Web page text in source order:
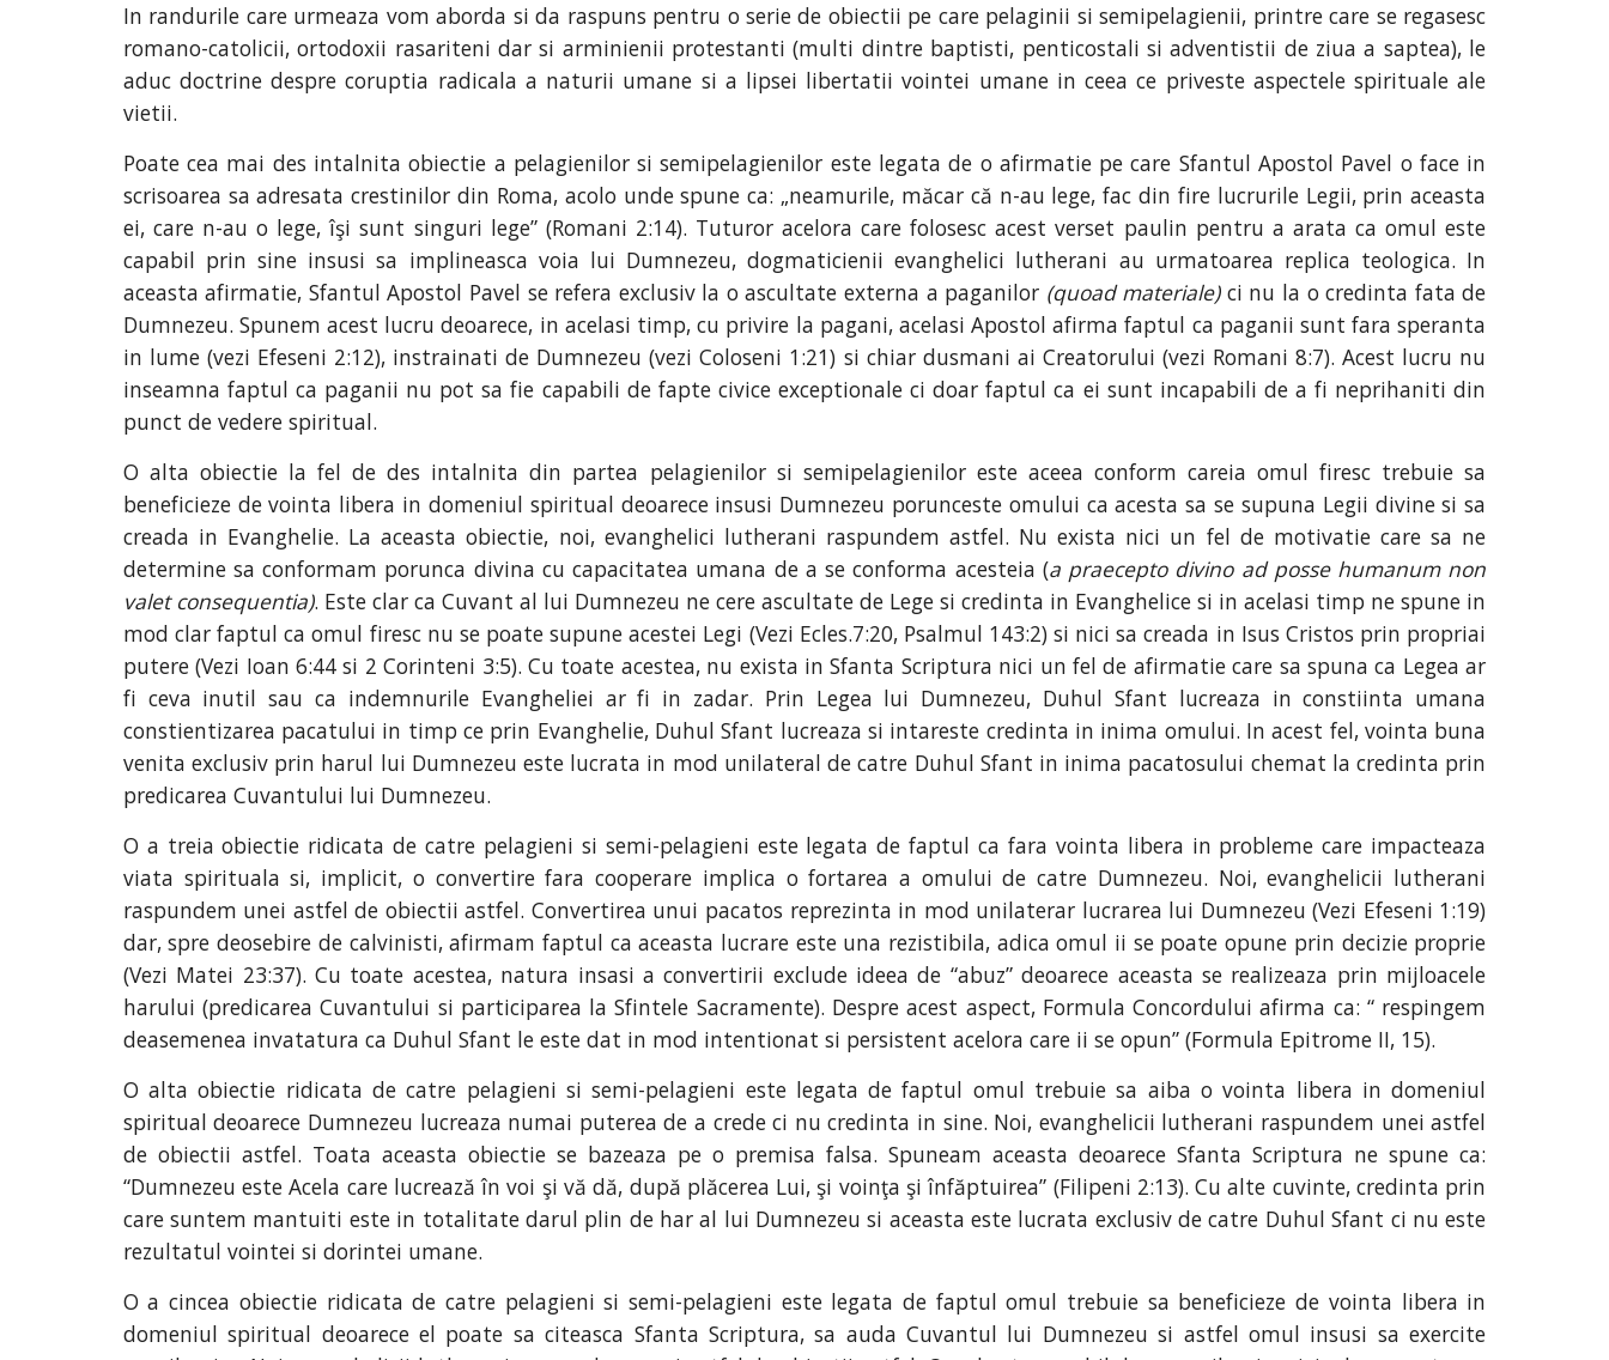
In randurile care urmeaza vom aborda si da raspuns pentru o serie de obiectii pe care pelaginii si semipelagienii, printre care se regasesc
romano-catolicii, ortodoxii rasariteni dar si arminienii protestanti (multi dintre baptisti, penticostali si adventistii de ziua a saptea), le
aduc doctrine despre coruptia radicala a naturii umane si a lipsei libertatii vointei umane in ceea ce priveste aspectele spirituale ale
vietii.
Poate cea mai des intalnita obiectie a pelagienilor si semipelagienilor este legata de o afirmatie pe care Sfantul Apostol Pavel o face in
scrisoarea sa adresata crestinilor din Roma, acolo unde spune ca: „neamurile, măcar că n-au lege, fac din fire lucrurile Legii, prin aceasta
ei, care n-au o lege, îşi sunt singuri lege” (Romani 2:14). Tuturor acelora care folosesc acest verset paulin pentru a arata ca omul este
capabil prin sine insusi sa implineasca voia lui Dumnezeu, dogmaticienii evanghelici lutherani au urmatoarea replica teologica. In
aceasta afirmatie, Sfantul Apostol Pavel se refera exclusiv la o ascultate externa a paganilor (quoad materiale)ci nu la o credinta fata de
Dumnezeu. Spunem acest lucru deoarece, in acelasi timp, cu privire la pagani, acelasi Apostol afirma faptul ca paganii sunt fara speranta
in lume (vezi Efeseni 2:12), instrainati de Dumnezeu (vezi Coloseni 1:21) si chiar dusmani ai Creatorului (vezi Romani 8:7). Acest lucru nu
inseamna faptul ca paganii nu pot sa fie capabili de fapte civice exceptionale ci doar faptul ca ei sunt incapabili de a fi neprihaniti din
punct de vedere spiritual.
O alta obiectie la fel de des intalnita din partea pelagienilor si semipelagienilor este aceea conform careia omul firesc trebuie sa
beneficieze de vointa libera in domeniul spiritual deoarece insusi Dumnezeu porunceste omului ca acesta sa se supuna Legii divine si sa
creada in Evanghelie. La aceasta obiectie, noi, evanghelici lutherani raspundem astfel. Nu exista nici un fel de motivatie care sa ne
determine sa conformam porunca divina cu capacitatea umana de a se conforma acesteia (a praecepto divino ad posse humanum non
valet consequentia). Este clar ca Cuvant al lui Dumnezeu ne cere ascultate de Lege si credinta in Evanghelice si in acelasi timp ne spune in
mod clar faptul ca omul firesc nu se poate supune acestei Legi (Vezi Ecles.7:20, Psalmul 143:2) si nici sa creada in Isus Cristos prin propriai
putere (Vezi Ioan 6:44 si 2 Corinteni 3:5). Cu toate acestea, nu exista in Sfanta Scriptura nici un fel de afirmatie care sa spuna ca Legea ar
fi ceva inutil sau ca indemnurile Evangheliei ar fi in zadar. Prin Legea lui Dumnezeu, Duhul Sfant lucreaza in constiinta umana
constientizarea pacatului in timp ce prin Evanghelie, Duhul Sfant lucreaza si intareste credinta in inima omului. In acest fel, vointa buna
venita exclusiv prin harul lui Dumnezeu este lucrata in mod unilateral de catre Duhul Sfant in inima pacatosului chemat la credinta prin
predicarea Cuvantului lui Dumnezeu.
O a treia obiectie ridicata de catre pelagieni si semi-pelagieni este legata de faptul ca fara vointa libera in probleme care impacteaza
viata spirituala si, implicit, o convertire fara cooperare implica o fortarea a omului de catre Dumnezeu. Noi, evanghelicii lutherani
raspundem unei astfel de obiectii astfel. Convertirea unui pacatos reprezinta in mod unilaterar lucrarea lui Dumnezeu (Vezi Efeseni 1:19)
dar, spre deosebire de calvinisti, afirmam faptul ca aceasta lucrare este una rezistibila, adica omul ii se poate opune prin decizie proprie
(Vezi Matei 23:37). Cu toate acestea, natura insasi a convertirii exclude ideea de “abuz” deoarece aceasta se realizeaza prin mijloacele
harului (predicarea Cuvantului si participarea la Sfintele Sacramente). Despre acest aspect, Formula Concordului afirma ca: “ respingem
deasemenea invatatura ca Duhul Sfant le este dat in mod intentionat si persistent acelora care ii se opun” (Formula Epitrome II, 15).
O alta obiectie ridicata de catre pelagieni si semi-pelagieni este legata de faptul omul trebuie sa aiba o vointa libera in domeniul
spiritual deoarece Dumnezeu lucreaza numai puterea de a crede ci nu credinta in sine. Noi, evanghelicii lutherani raspundem unei astfel
de obiectii astfel. Toata aceasta obiectie se bazeaza pe o premisa falsa. Spuneam aceasta deoarece Sfanta Scriptura ne spune ca:
“Dumnezeu este Acela care lucrează în voi şi vă dă, după plăcerea Lui, şi voinţa şi înfăptuirea” (Filipeni 2:13). Cu alte cuvinte, credinta prin
care suntem mantuiti este in totalitate darul plin de har al lui Dumnezeu si aceasta este lucrata exclusiv de catre Duhul Sfant ci nu este
rezultatul vointei si dorintei umane.
O a cincea obiectie ridicata de catre pelagieni si semi-pelagieni este legata de faptul omul trebuie sa beneficieze de vointa libera in
domeniul spiritual deoarece el poate sa citeasca Sfanta Scriptura, sa auda Cuvantul lui Dumnezeu si astfel omul insusi sa exercite